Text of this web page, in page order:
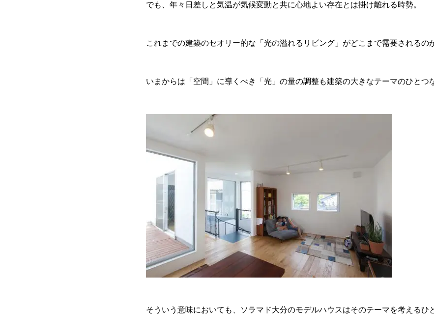
でも、年々日差しと気温が気候変動と共に心地よい存在とは掛け離れる時勢。
これまでの建築のセオリー的な「光の溢れるリビング」がどこまで需要されるの
いまからは「空間」に導くべき「光」の量の調整も建築の大きなテーマのひとつ
そういう意味においても、ソラマド大分のモデルハウスはそのテーマを考えるひ